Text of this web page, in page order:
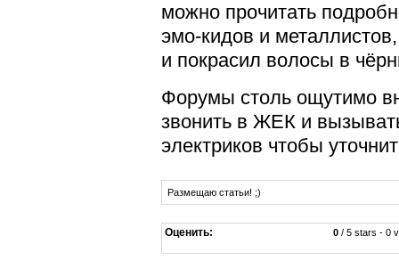
можно прочитать
эмо-кидов и
и покрасил волосы в
Форумы столь ощутимо
звонить в ЖЕК и
электриков чтобы
Размещаю статьи! ;)
Оценить: 0 / 5 stars - 0